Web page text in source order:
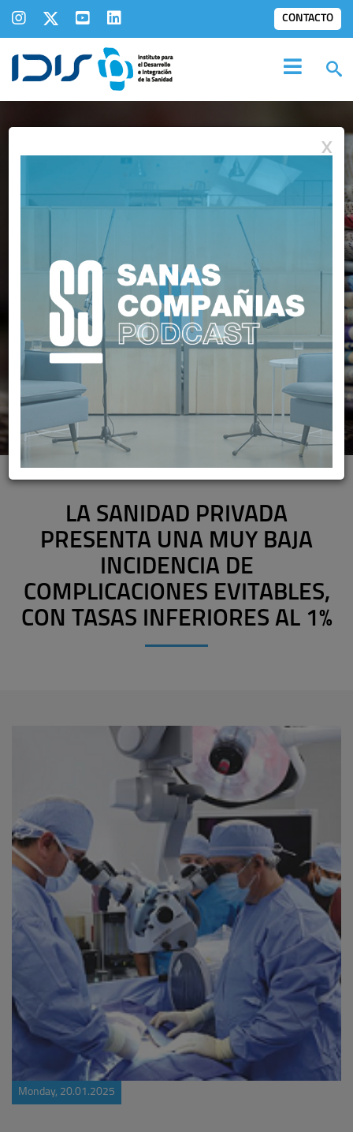
CONTACTO
IDIS EN LOSMEDIOS
LA SANIDAD PRIVADA
PRESENTA UNA MUY BAJA
INCIDENCIA DE
COMPLICACIONES EVITABLES,
CON TASAS INFERIORES AL 1%
Monday, 20.01.2025
X